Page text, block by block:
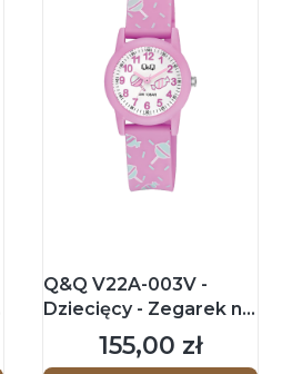
Q&Q V22A-003V -
Dziecięcy - Zegarek na
Cena
155,00 zł